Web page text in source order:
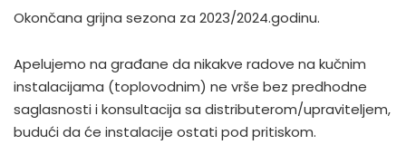
Okončana grijna sezona za 2023/2024.godinu.
Apelujemo na građane da nikakve radove na kučnim
instalacijama (toplovodnim) ne vrše bez predhodne
saglasnosti i konsultacija sa distributerom/upraviteljem,
budući da će instalacije ostati pod pritiskom.